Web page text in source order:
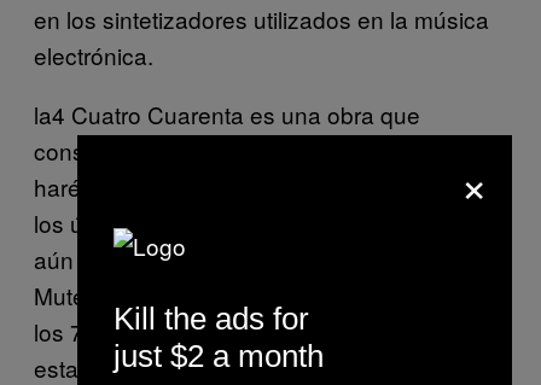
en los sintetizadores utilizados en la música
electrónica.
la4 Cuatro Cuarenta es una obra que
consiste de música electrónica en las que
haré un recorrido sónico y de composición de
los últimos 40 años. Dado que este proyecto
aún sigue en desarrollo, lo que llevaré a
Mutek son piezas hechas con tecnología de
los 70’s y 80’s donde la síntesis modular
estará más presente y la ejecución será con
×
Kill the ads for
just $2 a month